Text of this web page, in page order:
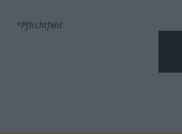
*Pflichtfeld